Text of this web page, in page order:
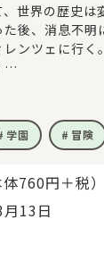
世界の歴史は
後、消息不明
ンツェに行く
ディチ家と闇
が……。
を突破して、友
に立ち向かう
学園 冒険
760円＋税）
13日